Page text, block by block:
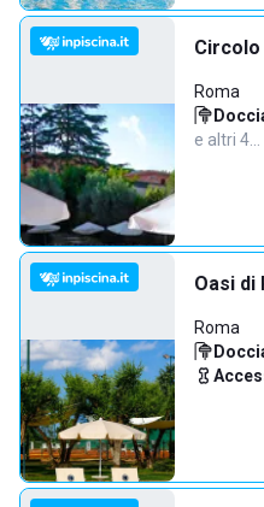
Roma
e altri 4…
Oasi di
Roma